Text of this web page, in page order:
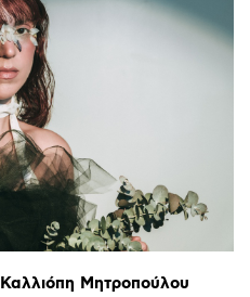
Καλλιόπη Μητροπούλου